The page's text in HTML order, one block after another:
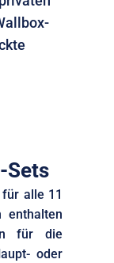
Sets
alle 11
enthalten
für die
oder